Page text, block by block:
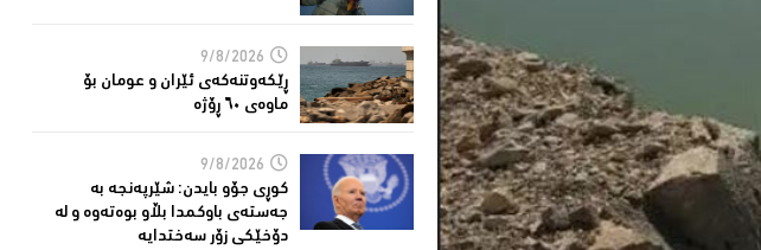
9/8/2026
ڕێكه‌وتنه‌كه‌ی ئێران و عومان بۆ
ماوه‌ی ٦٠ ڕۆژه‌
9/8/2026
کوڕی جۆو بایدن: شێرپەنجە بە
جەستەی باوکمدا بڵاو بوەتەوە و لە
دۆخێکی زۆر سەختدایە